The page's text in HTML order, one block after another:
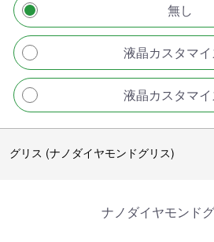
無し
液晶カスタマ
液晶カスタマ
グリス (ナノダイヤモンドグリス)
ナノダイヤモンド